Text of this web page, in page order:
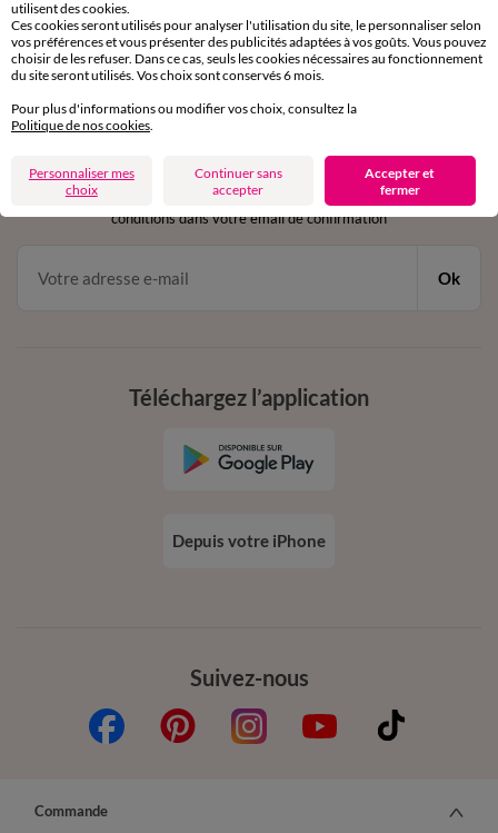
Service clients
par chat et par téléphone
de 8h00 à 20h00 du lundi au samedi
en vous inscrivant à la newsletter
dès 20€ d’achat
conditions dans votre email de confirmation
Ok
Suivez-nous
Téléchargez l’application
Depuis votre iPhone
Commande
utilisent des cookies.
Ces cookies seront utilisés pour analyser l'utilisation du site, le personnaliser selon
vos préférences et vous présenter des publicités adaptées à vos goûts. Vous pouvez
choisir de les refuser. Dans ce cas, seuls les cookies nécessaires au fonctionnement
du site seront utilisés. Vos choix sont conservés 6 mois.
Pour plus d'informations ou modifier vos choix, consultez la
Politique de nos cookies.
Personnaliser mes
choix
Continuer sans
accepter
Accepter et
fermer